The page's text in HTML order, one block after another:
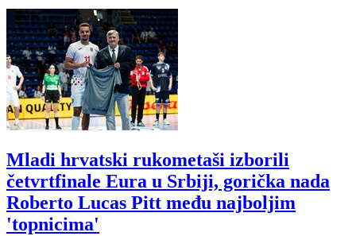
Mladi hrvatski rukometaši izborili
četvrtfinale Eura u Srbiji, gorička nada
Roberto Lucas Pitt među najboljim
'topnicima'